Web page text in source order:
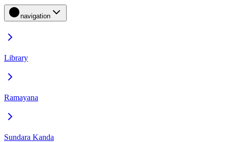
navigation
Library
Ramayana
Sundara Kanda